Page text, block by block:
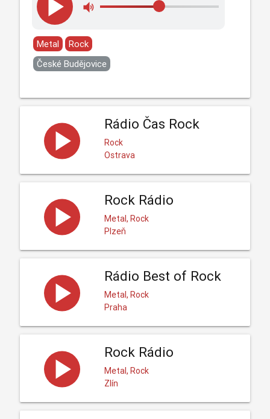
Metal
Rock
České Budějovice
Rádio Čas Rock
Rock
Ostrava
Rock Rádio
Metal, Rock
Plzeň
Rádio Best of Rock
Metal, Rock
Praha
Rock Rádio
Metal, Rock
Zlín